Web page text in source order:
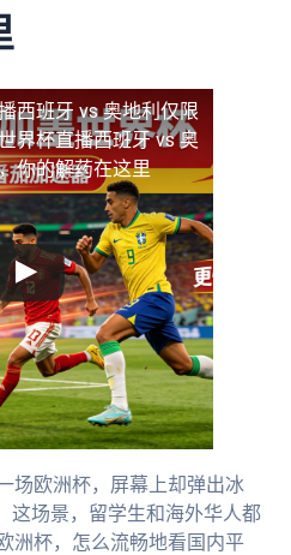
西班牙 vs 奥地利仅限
界杯直播西班牙 vs 奥
你的解药在这里
场欧洲杯，屏幕上却弹出冰
这场景，留学生和海外华人都
洲杯，怎么流畅地看国内平